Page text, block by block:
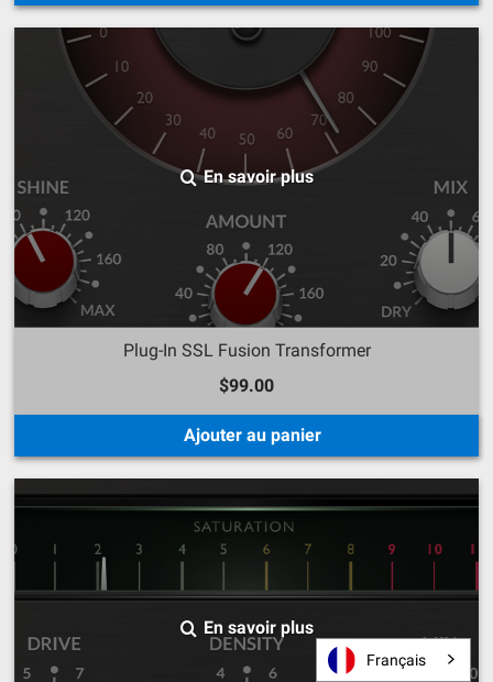
En savoir plus
Plug-In SSL Fusion Transformer
$99.00
Ajouter au panier
En savoir plus
Français